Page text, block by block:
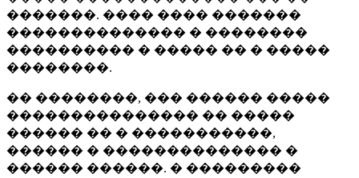
�������. ���� ���� �������
�������������� � ��������
���������� � ����� �� � �����
��������.
�� ��������, ��� ������ �����
��������������� �� �����
������ �� � �����������,
������ � �������������� �
������ ������. � ���������